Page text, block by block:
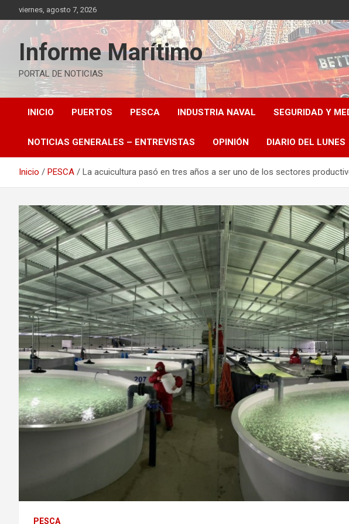
al
contenido
viernes, agosto 7, 2026
Informe Marítimo
PORTAL DE NOTICIAS
INICIO PUERTOS PESCA INDUSTRIA NAVAL SEGURIDAD Y
NOTICIAS GENERALES – ENTREVISTAS OPINIÓN DIARIO DEL LUNES
Inicio PESCA La acuicultura pasó en tres años a ser uno de los sectores
PESCA